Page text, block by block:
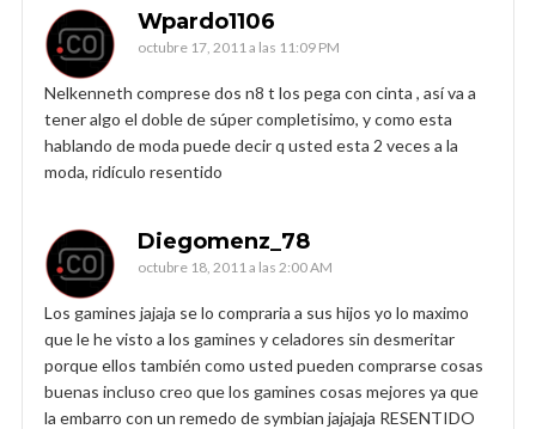
Wpardo1106
octubre 17, 2011 a las 11:09 PM
Nelkenneth comprese dos n8 t los pega con cinta , así va a
tener algo el doble de súper completisimo, y como esta
hablando de moda puede decir q usted esta 2 veces a la
moda, ridículo resentido
Diegomenz_78
octubre 18, 2011 a las 2:00 AM
Los gamines jajaja se lo compraria a sus hijos yo lo maximo
que le he visto a los gamines y celadores sin desmeritar
porque ellos también como usted pueden comprarse cosas
buenas incluso creo que los gamines cosas mejores ya que
la embarro con un remedo de symbian jajajaja RESENTIDO